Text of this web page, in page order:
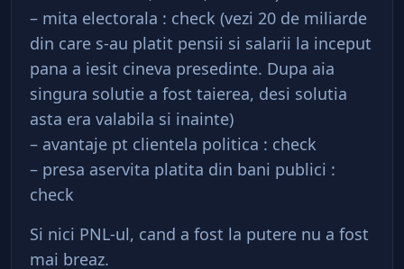
– mita electorala : check (vezi 20 de miliarde
din care s-au platit pensii si salarii la inceput
pana a iesit cineva presedinte. Dupa aia
singura solutie a fost taierea, desi solutia
asta era valabila si inainte)
– avantaje pt clientela politica : check
– presa aservita platita din bani publici :
check
Si nici PNL-ul, cand a fost la putere nu a fost
mai breaz.